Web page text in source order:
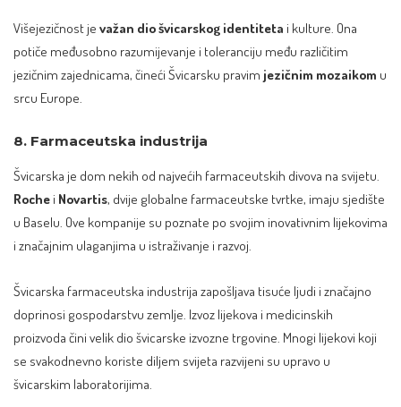
Višejezičnost je važan dio švicarskog identiteta i kulture. Ona
potiče međusobno razumijevanje i toleranciju među različitim
jezičnim zajednicama, čineći Švicarsku pravim jezičnim mozaikom u
srcu Europe.
8. Farmaceutska industrija
Švicarska je dom nekih od najvećih farmaceutskih divova na svijetu.
Roche i Novartis, dvije globalne farmaceutske tvrtke, imaju sjedište
u Baselu. Ove kompanije su poznate po svojim inovativnim lijekovima
i značajnim ulaganjima u istraživanje i razvoj.
Švicarska farmaceutska industrija zapošljava tisuće ljudi i značajno
doprinosi gospodarstvu zemlje. Izvoz lijekova i medicinskih
proizvoda čini velik dio švicarske izvozne trgovine. Mnogi lijekovi koji
se svakodnevno koriste diljem svijeta razvijeni su upravo u
švicarskim laboratorijima.